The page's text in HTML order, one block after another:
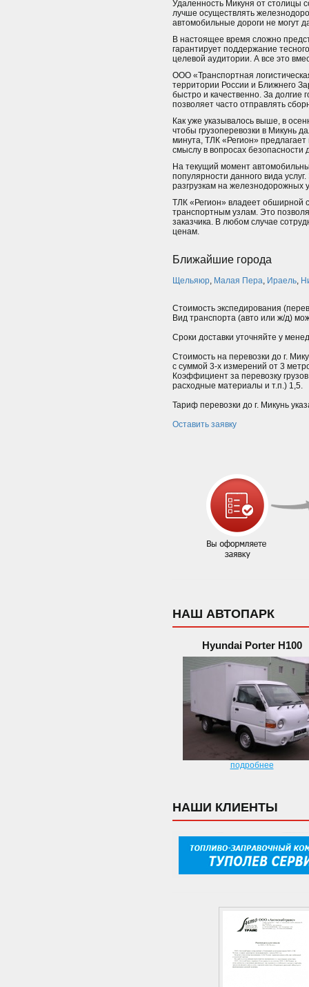
Удаленность Микуня от столицы
лучше осуществлять
автомобильные дороги не могут
В настоящее время сложно
гарантирует поддержание
целевой аудитории. А все это
ООО «Транспортная
территории России и Ближнего
быстро и качественно. За долгие
позволяет часто отправлять
Как уже указывалось выше, в
чтобы грузоперевозки в Микунь
минута, ТЛК «Регион»
смыслу в вопросах безопасности
На текущий момент
популярности данного вида
разгрузкам на железнодорожных
ТЛК «Регион» владеет обширной
транспортным узлам. Это
заказчика. В любом случае
ценам.
Ближайшие города
Щельяюр, Малая Пера, Ираель,
Стоимость экспедирования
Вид транспорта (авто или ж/д)
Сроки доставки уточняйте у
Стоимость на перевозки до г.
с суммой 3-х измерений от 3
Коэффициент за перевозку
расходные материалы и т.п.) 1,5.
Тариф перевозки до г. Микунь
Оставить заявку
НАШ АВТОПАРК
Hyundai Porter H100
подробнее
НАШИ КЛИЕНТЫ